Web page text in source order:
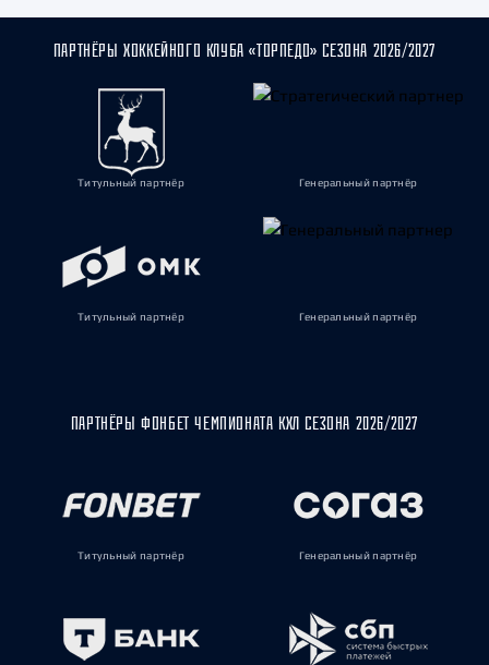
ПАРТНЁРЫ ХОККЕЙНОГО КЛУБА «ТОРПЕДО» СЕЗОНА 2026/2027
Титульный партнёр Генеральный партнёр
Титульный партнёр Генеральный партнёр
ПАРТНЁРЫ ФОНБЕТ ЧЕМПИОНАТА КХЛ СЕЗОНА 2026/2027
Титульный партнёр Генеральный партнёр